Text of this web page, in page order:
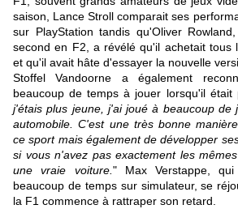
saison, Lance Stroll comparait ses
sur PlayStation tandis qu'Oliver
second en F2, a révélé qu'il achetait tous
et qu'il avait hâte d'essayer la nouvelle
Stoffel Vandoorne a également
beaucoup de temps à jouer lorsqu'il
j'étais plus jeune, j'ai joué à beaucoup de
automobile. C'est une très bonne
ce sport mais également de développer
si vous n'avez pas exactement les
une vraie voiture. " Max Verstappe,
beaucoup de temps sur simulateur, se
la F1 commence à rattraper son retard.